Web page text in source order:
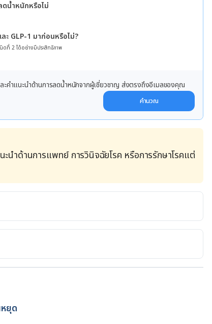
น้ำหนักหรือไม่
GLP-1 มาก่อนหรือไม่?
ดที่ 2 ได้อย่างมีประสิทธิภาพ
ะคำแนะนำด้านการลดน้ำหนักจากผู้เชี่ยวชาญ ส่งตรงถึงอีเมลของคุณ
คำนวณ
ำด้านการแพทย์ การวินิจฉัยโรค หรือการรักษาโรคแต่
Your Back and Gut Pains
on-stomach#increasing-posture-issues
sleep/sleep-effects-digestion
Is Bad for You
why-sleeping-on-stomach-is-bad/
Hello คุณหมอ
ยุด